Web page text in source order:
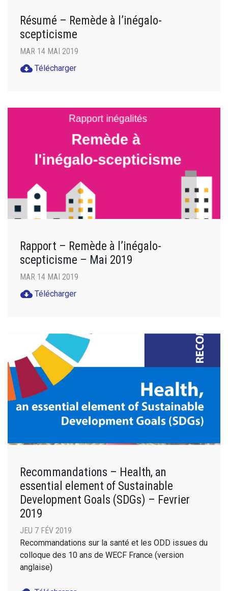
Résumé – Remède à l’inégalo-
scepticisme
MAR 14 MAI 2019
cloud_download Télécharger
Rapport – Remède à l’inégalo-
scepticisme – Mai 2019
MAR 14 MAI 2019
cloud_download Télécharger
Recommandations – Health, an
essential element of Sustainable
Development Goals (SDGs) – Fevrier
2019
JEU 7 FÉV 2019
Recommandations sur la santé et les ODD issues du
colloque des 10 ans de WECF France (version
anglaise)